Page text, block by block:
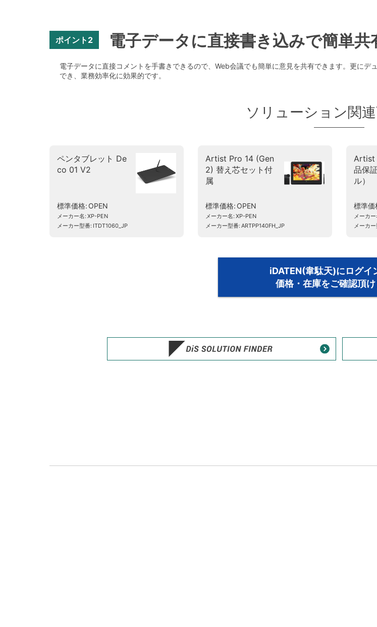
ポイント2 電子データに直接書き込みで簡単共
電子データに直接コメントを手書きできるので、Web会議でも簡単に意見を共有できます。更に
でき、業務効率化に効果的です。
ソリューション関
ペンタブレット De
co 01 V2
標準価格 OPEN
メーカー名 XP-PEN
メーカー型番 ITDT1060_JP
Artist Pro 14 (Gen
2) 替え芯セット付
属
標準価格 OPEN
メーカー名 XP-PEN
メーカー型番 ARTPP140FH_JP
Artist
品保
ル）
標準価
メーカー
メーカ
iDATEN(韋駄天)にログイ
価格・在庫をご確認頂け